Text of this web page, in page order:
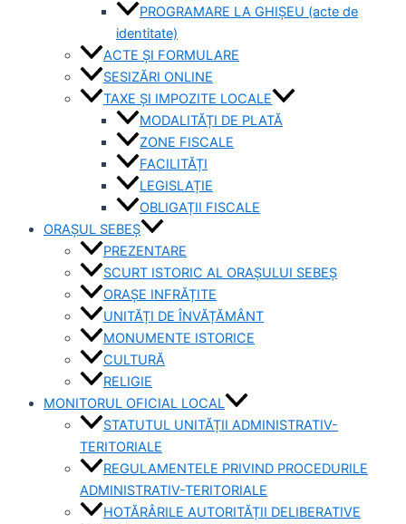
PROGRAMARE LA GHIȘEU (acte de
identitate)
ACTE ȘI FORMULARE
SESIZĂRI ONLINE
TAXE ȘI IMPOZITE LOCALE
MODALITĂȚI DE PLATĂ
ZONE FISCALE
FACILITĂȚI
LEGISLAȚIE
OBLIGAȚII FISCALE
ORAȘUL SEBEȘ
PREZENTARE
SCURT ISTORIC AL ORAȘULUI SEBEȘ
ORAȘE INFRĂȚITE
UNITĂȚI DE ÎNVĂȚĂMÂNT
MONUMENTE ISTORICE
CULTURĂ
RELIGIE
MONITORUL OFICIAL LOCAL
STATUTUL UNITĂȚII ADMINISTRATIV-
TERITORIALE
REGULAMENTELE PRIVIND PROCEDURILE
ADMINISTRATIV-TERITORIALE
HOTĂRÂRILE AUTORITĂȚII DELIBERATIVE